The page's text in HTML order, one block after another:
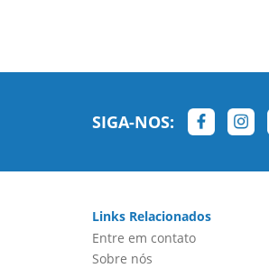
SIGA-NOS:
Links Relacionados
Entre em contato
Sobre nós